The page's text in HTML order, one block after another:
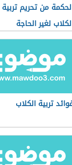
من تحريم تربية
لغير الحاجة
تربية الكلاب